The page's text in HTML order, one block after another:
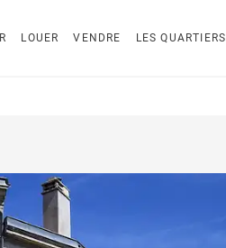
LOUER VENDRE LES QUARTIERS